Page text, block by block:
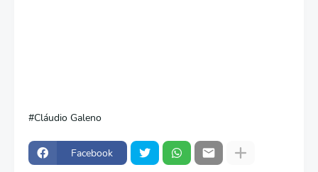
Cláudio Galeno
Facebook